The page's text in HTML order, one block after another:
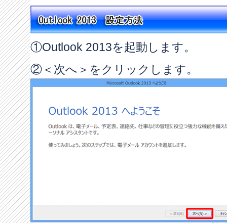
①Outlook 2013を起動します。
②＜次へ＞をクリックします。